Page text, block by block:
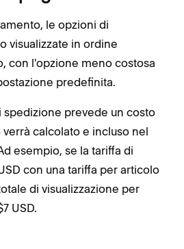
le opzioni di
visualizzate in ordine
con l'opzione meno costosa
predefinita.
spedizione prevede un costo
calcolato e incluso nel
esempio, se la tariffa di
con una tariffa per articolo
di visualizzazione per
USD.